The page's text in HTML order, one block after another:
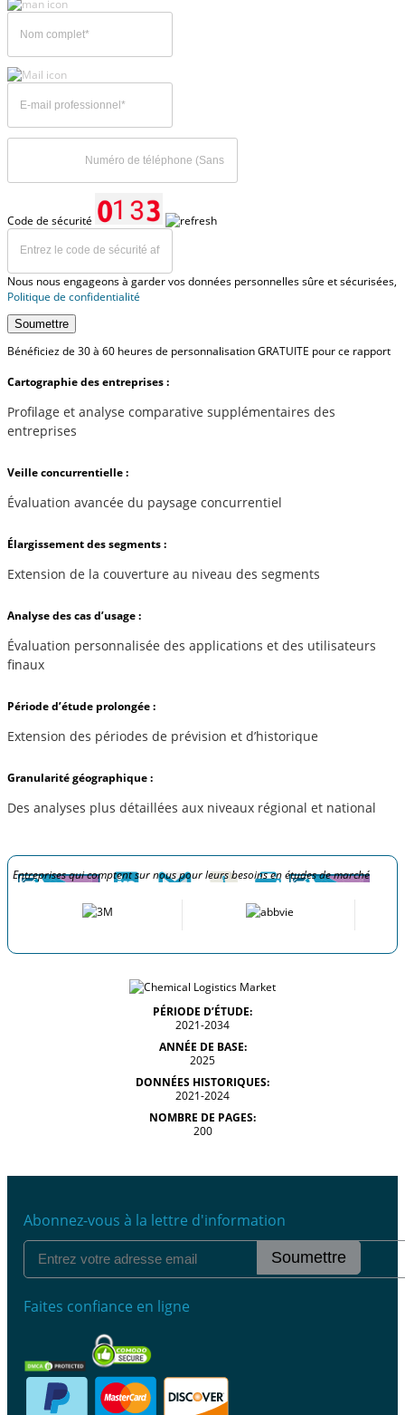
Code de sécurité
Nous nous engageons à garder vos données personnelles sûre et sécurisées,
Politique de confidentialité
Soumettre
Bénéficiez de 30 à 60 heures de personnalisation GRATUITE pour ce rapport
Cartographie des entreprises :
Profilage et analyse comparative supplémentaires des
entreprises
Veille concurrentielle :
Évaluation avancée du paysage concurrentiel
Élargissement des segments :
Extension de la couverture au niveau des segments
Analyse des cas d’usage :
Évaluation personnalisée des applications et des utilisateurs
finaux
Période d’étude prolongée :
Extension des périodes de prévision et d’historique
Granularité géographique :
Des analyses plus détaillées aux niveaux régional et national
Entreprises qui comptent sur nous pour leurs besoins en études de marché
PÉRIODE D’ÉTUDE:
2021-2034
ANNÉE DE BASE:
2025
DONNÉES HISTORIQUES:
2021-2024
NOMBRE DE PAGES:
200
Abonnez-vous à la lettre d'information
Soumettre
Faites confiance en ligne